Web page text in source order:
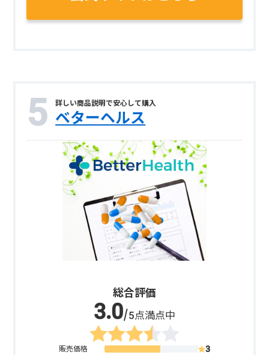
詳しい商品説明で安心して購入
ベターヘルス
総合評価
/5点満点中
販売価格